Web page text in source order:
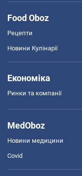
Food Oboz
Рецепти
Новини Кулінарії
Економіка
Ринки та компанії
MedOboz
Новини медицини
Covid